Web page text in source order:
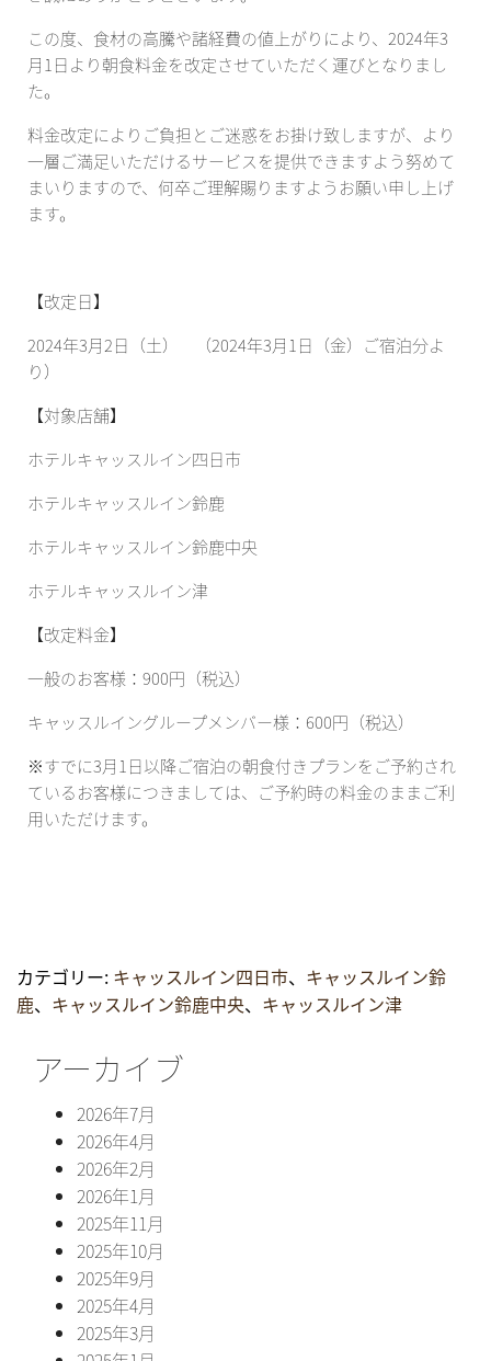
この度、食材の高騰や諸経費の値上がりにより、2024年3
月1日より朝食料金を改定させていただく運びとなりまし
た。
料金改定によりご負担とご迷惑をお掛け致しますが、より
一層ご満足いただけるサービスを提供できますよう努めて
まいりますので、何卒ご理解賜りますようお願い申し上げ
ます。
【改定日】
2024年3月2日（土） （2024年3月1日（金）ご宿泊分よ
り）
【対象店舗】
ホテルキャッスルイン四日市
ホテルキャッスルイン鈴鹿
ホテルキャッスルイン鈴鹿中央
ホテルキャッスルイン津
【改定料金】
一般のお客様：900円（税込）
キャッスルイングループメンバー様：600円（税込）
※すでに3月1日以降ご宿泊の朝食付きプランをご予約され
ているお客様につきましては、ご予約時の料金のままご利
用いただけます。
カテゴリー: キャッスルイン四日市、 キャッスルイン鈴
鹿、 キャッスルイン鈴鹿中央、 キャッスルイン津
アーカイブ
2026年7月
2026年4月
2026年2月
2026年1月
2025年11月
2025年10月
2025年9月
2025年4月
2025年3月